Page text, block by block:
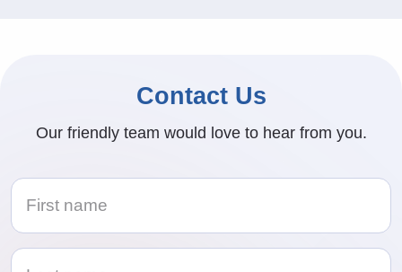
Contact Us
Our friendly team would love to hear from you.